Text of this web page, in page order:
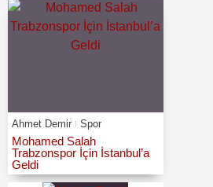
Ahmet Demir Spor
Mohamed Salah
Trabzonspor İçin İstanbul’a
Geldi